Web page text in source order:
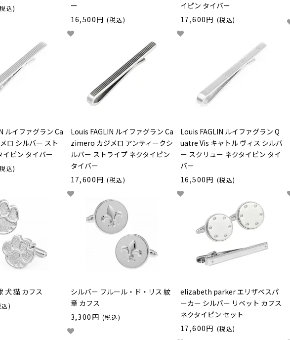
込)
ー
16,500円 (税込)
イピン タイバー
17,600円 (税込)
ルイファグラン Ca
ロ シルバー スト
イピン タイバー
込)
Louis FAGLIN ルイファグラン Ca
zimero カジメロ アンティークシ
ルバー ストライプ ネクタイピン
タイバー
17,600円 (税込)
Louis FAGLIN ルイファグラン Q
uatre Vis キャトル ヴィス シルバ
ー スクリュー ネクタイピン タイ
バー
16,500円 (税込)
犬 猫 カフス
)
シルバー フルール・ド・リス 紋
章 カフス
3,300円 (税込)
elizabeth parker エリザベスパ
ーカー シルバー リベット カフス
ネクタイピン セット
17,600円 (税込)